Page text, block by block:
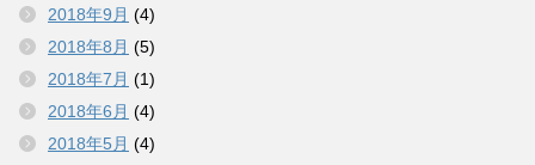
2018年9月 (4)
2018年8月 (5)
2018年7月 (1)
2018年6月 (4)
2018年5月 (4)